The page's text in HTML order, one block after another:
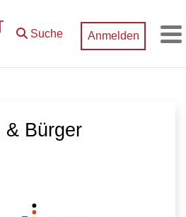
Suche Anmelden
& Bürger